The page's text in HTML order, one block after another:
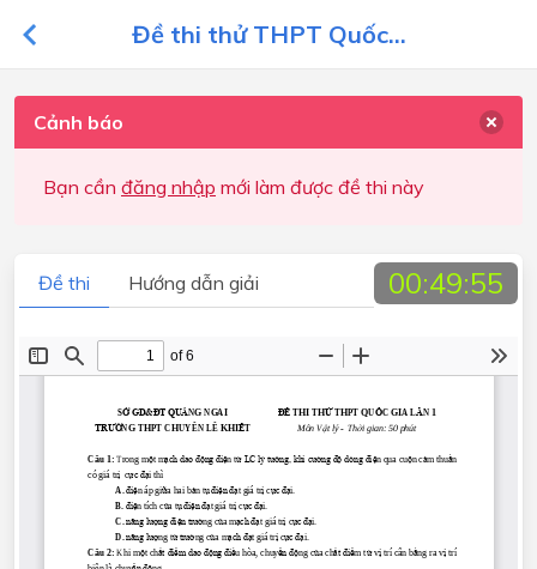
Đề thi thử THPT Quốc...
Cảnh báo
Bạn cần đăng nhập mới làm được đề thi này
Đề thi Hướng dẫn giải 00:49:55